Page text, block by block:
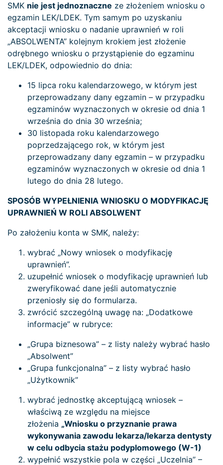
SMK nie jest jednoznaczne ze złożeniem wniosku o
egzamin LEK/LDEK. Tym samym po uzyskaniu
akceptacji wniosku o nadanie uprawnień w roli
„ABSOLWENTA” kolejnym krokiem jest złożenie
odrębnego wniosku o przystąpienie do egzaminu
LEK/LDEK, odpowiednio do dnia:
15 lipca roku kalendarzowego, w którym jest
przeprowadzany dany egzamin – w przypadku
egzaminów wyznaczonych w okresie od dnia 1
września do dnia 30 września;
30 listopada roku kalendarzowego
poprzedzającego rok, w którym jest
przeprowadzany dany egzamin – w przypadku
egzaminów wyznaczonych w okresie od dnia 1
lutego do dnia 28 lutego.
SPOSÓB WYPEŁNIENIA WNIOSKU O MODYFIKACJĘ
UPRAWNIEŃ W ROLI ABSOLWENT
Po założeniu konta w SMK, należy:
wybrać „Nowy wniosek o modyfikację
uprawnień”.
uzupełnić wniosek o modyfikację uprawnień lub
zweryfikować dane jeśli automatycznie
przeniosły się do formularza.
zwrócić szczególną uwagę na: „Dodatkowe
informacje” w rubryce:
„Grupa biznesowa” – z listy należy wybrać hasło
„Absolwent”
„Grupa funkcjonalna” – z listy wybrać hasło
„Użytkownik”
wybrać jednostkę akceptującą wniosek –
właściwą ze względu na miejsce
złożenia „Wniosku o przyznanie prawa
wykonywania zawodu lekarza/lekarza dentysty
w celu odbycia stażu podyplomowego (W-1)
wypełnić wszystkie pola w części „Uczelnia” –